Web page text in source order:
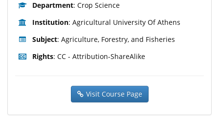
Department: Crop Science
Institution: Agricultural University Of Athens
Subject: Agriculture, Forestry, and Fisheries
Rights: CC - Attribution-ShareAlike
Visit Course Page